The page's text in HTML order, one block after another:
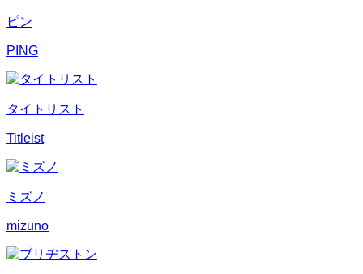
ピン
PING
タイトリスト
Titleist
ミズノ
mizuno